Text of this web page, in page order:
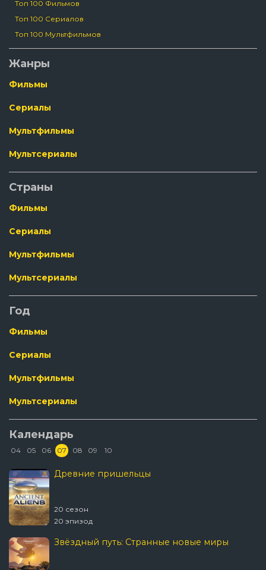
Топ 100 Фильмов
Топ 100 Сериалов
Топ 100 Мультфильмов
Жанры
Фильмы
Сериалы
Мультфильмы
Мультсериалы
Страны
Фильмы
Сериалы
Мультфильмы
Мультсериалы
Год
Фильмы
Сериалы
Мультфильмы
Мультсериалы
Календарь
04 05 06 07 08 09 10
Древние пришельцы
20 сезон
20 эпизод
Звёздный путь: Странные новые миры